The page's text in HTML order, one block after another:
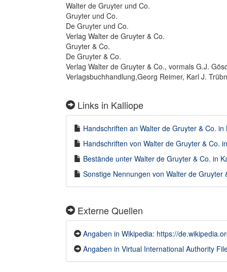
Walter de Gruyter und Co.
Gruyter und Co.
De Gruyter und Co.
Verlag Walter de Gruyter & Co.
Gruyter & Co.
De Gruyter & Co.
Verlag Walter de Gruyter & Co., vormals G.J.
Verlagsbuchhandlung,Georg Reimer, Karl J.
Links in Kalliope
Handschriften an Walter de Gruyter & Co. in
Handschriften von Walter de Gruyter & Co.
Bestände unter Walter de Gruyter & Co. in
Sonstige Nennungen von Walter de Gruyter
Externe Quellen
Angaben in Wikipedia: https://
Angaben in Virtual International Authority